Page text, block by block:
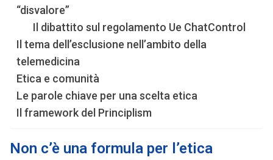
“disvalore”
Il dibattito sul regolamento Ue ChatControl
Il tema dell’esclusione nell’ambito della
telemedicina
Etica e comunità
Le parole chiave per una scelta etica
Il framework del Principlism
Non c’è una formula per l’etica